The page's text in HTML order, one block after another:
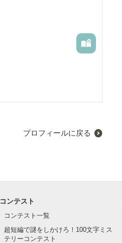
プロフィールに戻る
コンテスト
コンテスト一覧
超短編で謎をしかけろ！100文字ミス
テリーコンテスト